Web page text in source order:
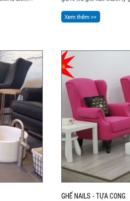
GHẾ NAILS - TỰA CONG